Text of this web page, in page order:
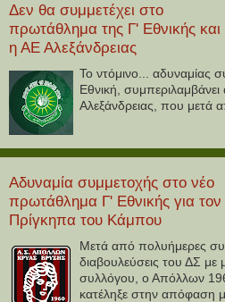
Δεν θα συμμετέχει στο
πρωτάθλημα της Γ' Εθνικής και
η ΑΕ Αλεξάνδρειας
Το ντόμινο... αδυναμίας
Εθνική,
Αλεξάνδρειας, που μετά
Αδυναμία συμμετοχής στο νέο
πρωτάθλημα Γ' Εθνικής για τον
Πρίγκηπα του Κάμπου
Μετά από πολυήμερες
διαβουλεύσεις του ΔΣ με
συλλόγου, ο Απόλλων
κατέληξε στην απόφαση